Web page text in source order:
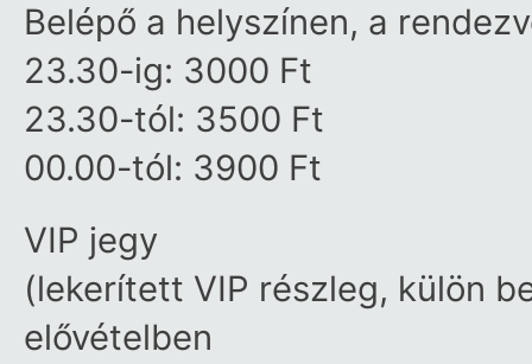
Belépő a helyszínen, a
23.30-ig: 3000 Ft
23.30-tól: 3500 Ft
00.00-tól: 3900 Ft
VIP jegy
(lekerített VIP részleg, külön
elővételben